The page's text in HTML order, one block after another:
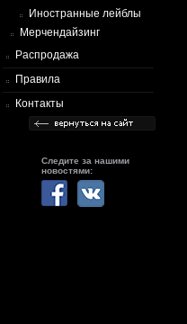
Иностранные лейблы
Мерчендайзинг
Распродажа
Правила
Контакты
Следите за нашими
новостями: